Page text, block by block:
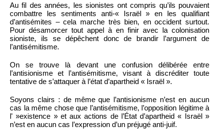
Au fil des années, les sionistes ont compris qu’ils pouvaient
combattre les sentiments anti-« Israël » en les qualifiant
d’antisémites – cela marche très bien, en occident surtout.
Pour désamorcer tout appel à en finir avec la colonisation
sioniste, ils se dépêchent donc de brandir l’argument de
l’antisémitisme.
On se trouve là devant une confusion délibérée entre
l’antisionisme et l’antisémitisme, visant à discréditer toute
tentative de s’attaquer à l’état d’apartheid « Israël ».
Soyons clairs : de même que l’antisionisme n’est en aucun
cas la même chose que l’antisémitisme, l’opposition légitime à
l' »existence » et aux actions de l’État d’apartheid « Israël »
n’est en aucun cas l’expression d’un préjugé anti-juif.